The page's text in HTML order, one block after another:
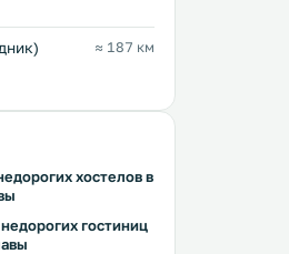
мини-
≈ 187 км
хостелов в
гостиниц